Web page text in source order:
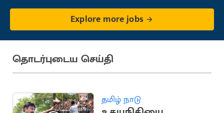
Explore more jobs
தொடர்புடைய செய்தி
தமிழ் நாடு